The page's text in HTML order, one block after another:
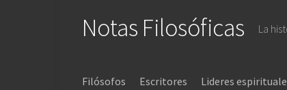
Notas Filosóficas La
Filósofos Escritores Lideres